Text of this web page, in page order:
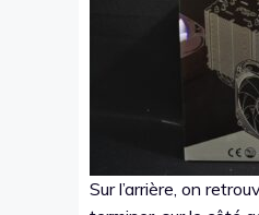
Sur l’arrière, on